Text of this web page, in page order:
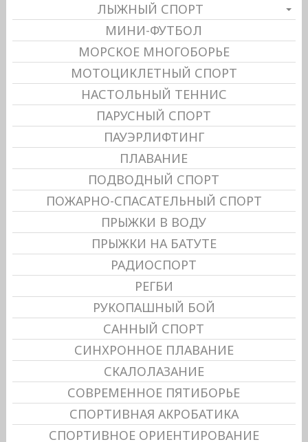
ЛЫЖНЫЙ СПОРТ
МИНИ-ФУТБОЛ
МОРСКОЕ МНОГОБОРЬЕ
МОТОЦИКЛЕТНЫЙ СПОРТ
НАСТОЛЬНЫЙ ТЕННИС
ПАРУСНЫЙ СПОРТ
ПАУЭРЛИФТИНГ
ПЛАВАНИЕ
ПОДВОДНЫЙ СПОРТ
ПОЖАРНО-СПАСАТЕЛЬНЫЙ СПОРТ
ПРЫЖКИ В ВОДУ
ПРЫЖКИ НА БАТУТЕ
РАДИОСПОРТ
РЕГБИ
РУКОПАШНЫЙ БОЙ
САННЫЙ СПОРТ
СИНХРОННОЕ ПЛАВАНИЕ
СКАЛОЛАЗАНИЕ
СОВРЕМЕННОЕ ПЯТИБОРЬЕ
СПОРТИВНАЯ АКРОБАТИКА
СПОРТИВНОЕ ОРИЕНТИРОВАНИЕ